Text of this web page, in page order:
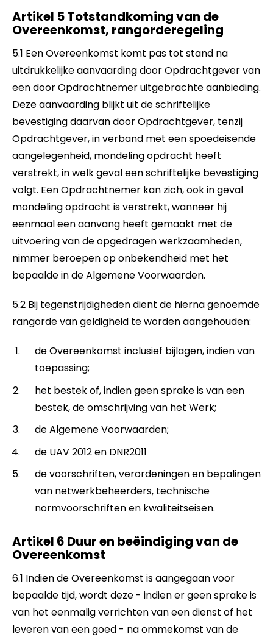
Artikel 5 Totstandkoming van de
Overeenkomst, rangorderegeling
5.1 Een Overeenkomst komt pas tot stand na
uitdrukkelijke aanvaarding door Opdrachtgever van
een door Opdrachtnemer uitgebrachte aanbieding.
Deze aanvaarding blijkt uit de schriftelijke
bevestiging daarvan door Opdrachtgever, tenzij
Opdrachtgever, in verband met een spoedeisende
aangelegenheid, mondeling opdracht heeft
verstrekt, in welk geval een schriftelijke bevestiging
volgt. Een Opdrachtnemer kan zich, ook in geval
mondeling opdracht is verstrekt, wanneer hij
eenmaal een aanvang heeft gemaakt met de
uitvoering van de opgedragen werkzaamheden,
nimmer beroepen op onbekendheid met het
bepaalde in de Algemene Voorwaarden.
5.2 Bij tegenstrijdigheden dient de hierna genoemde
rangorde van geldigheid te worden aangehouden:
de Overeenkomst inclusief bijlagen, indien van
toepassing;
het bestek of, indien geen sprake is van een
bestek, de omschrijving van het Werk;
de Algemene Voorwaarden;
de UAV 2012 en DNR2011
de voorschriften, verordeningen en bepalingen
van netwerkbeheerders, technische
normvoorschriften en kwaliteitseisen.
Artikel 6 Duur en beëindiging van de
Overeenkomst
6.1 Indien de Overeenkomst is aangegaan voor
bepaalde tijd, wordt deze - indien er geen sprake is
van het eenmalig verrichten van een dienst of het
leveren van een goed - na ommekomst van de